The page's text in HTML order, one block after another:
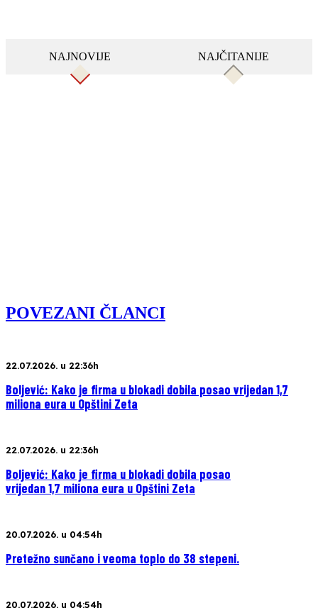
NAJNOVIJE NAJČITANIJE
POVEZANI ČLANCI
22.07.2026. u 22:36h
Boljević: Kako je firma u blokadi dobila posao vrijedan 1,7
miliona eura u Opštini Zeta
22.07.2026. u 22:36h
Boljević: Kako je firma u blokadi dobila posao
vrijedan 1,7 miliona eura u Opštini Zeta
20.07.2026. u 04:54h
Pretežno sunčano i veoma toplo do 38 stepeni.
20.07.2026. u 04:54h